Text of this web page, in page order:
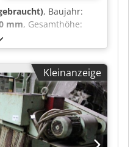
, Baujahr:
mm, Gesamthöhe:
1.000
, Förderbandlänge:
180 mm, Späneförderer
guter Zustand.
bis zum
180mm
weitern Fragen
Kleinanzeige